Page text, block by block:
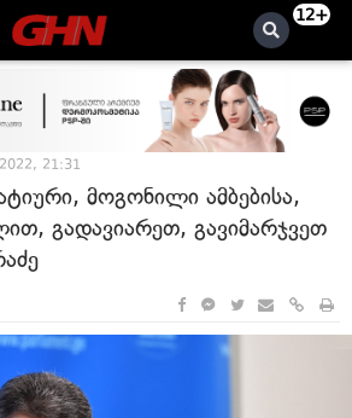
12+
2022, 21:31
მოგონილი ამბებისა,
გადავიარეთ, გავიმარჯვეთ